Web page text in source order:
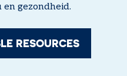
gezondheid.
RESOURCES